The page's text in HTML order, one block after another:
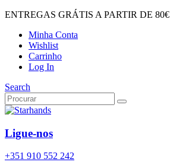
ENTREGAS GRÁTIS A PARTIR DE 80€
Minha Conta
Wishlist
Carrinho
Log In
Search
Ligue-nos
+351 910 552 242